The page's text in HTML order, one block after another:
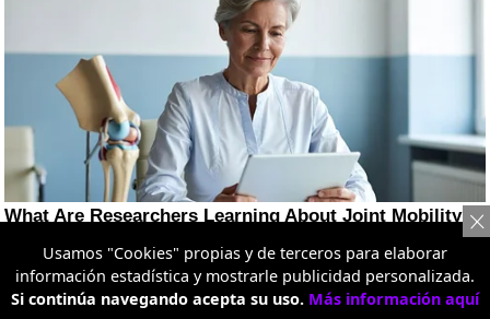
Usamos "Cookies" propias y de terceros para elaborar
información estadística y mostrarle publicidad personalizada.
Si continúa navegando acepta su uso. Más información aquí